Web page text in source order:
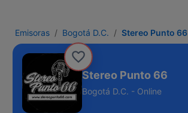
Emisoras Bogotá D.C. Stereo Punto 66
Stereo Punto 66
Bogotá D.C. - Online